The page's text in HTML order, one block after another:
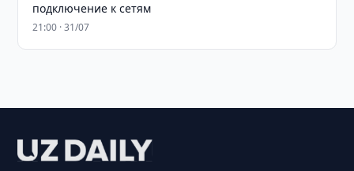
подключение к сетям
21:00 · 31/07